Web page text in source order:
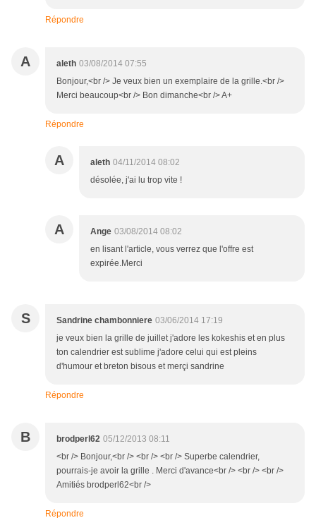
Répondre
A aleth 03/08/2014 07:55
Bonjour,<br /> Je veux bien un exemplaire de la grille.<br />
Merci beaucoup<br /> Bon dimanche<br /> A+
Répondre
A aleth 04/11/2014 08:02
désolée, j'ai lu trop vite !
A Ange 03/08/2014 08:02
en lisant l'article, vous verrez que l'offre est
expirée.Merci
S Sandrine chambonniere 03/06/2014 17:19
je veux bien la grille de juillet j'adore les kokeshis et en plus
ton calendrier est sublime j'adore celui qui est pleins
d'humour et breton bisous et merçi sandrine
Répondre
B brodperl62 05/12/2013 08:11
<br /> Bonjour,<br /> <br /> <br /> Superbe calendrier,
pourrais-je avoir la grille . Merci d'avance<br /> <br /> <br />
Amitiés brodperl62<br />
Répondre